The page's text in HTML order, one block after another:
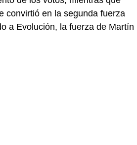
convirtió en la segunda fuerza
a Evolución, la fuerza de Martín